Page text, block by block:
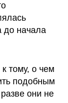
до начала
тому, о чем
подобным
они не